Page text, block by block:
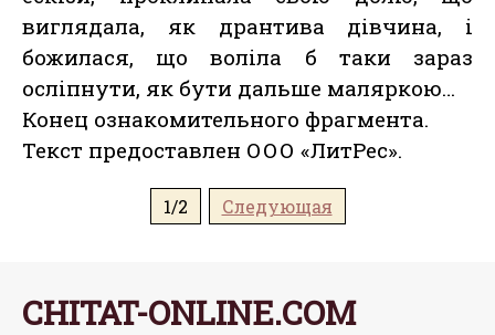
виглядала, як дрантива дівчина, і
божилася, що воліла б таки зараз
осліпнути, як бути дальше маляркою…
Конец ознакомительного фрагмента.
Текст предоставлен ООО «ЛитРес».
1/2 Следующая
CHITAT-ONLINE.COM